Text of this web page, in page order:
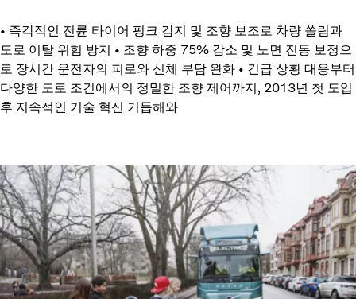
• 즉각적인 전륜 타이어 펑크 감지 및 조향 보조로 차량 쏠림과
도로 이탈 위험 방지 • 조향 하중 75% 감소 및 노면 진동 보정으
로 장시간 운전자의 피로와 신체 부담 완화 • 긴급 상황 대응부터
다양한 도로 조건에서의 정밀한 조향 제어까지, 2013년 첫 도입
후 지속적인 기술 혁신 거듭해와